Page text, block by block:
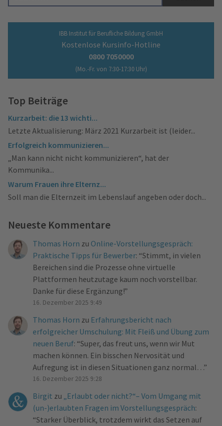
IBB Institut für Berufliche Bildung GmbH
Kostenlose Kursinfo-Hotline
0800 7050000
(Mo.-Fr. von 7:30-17:30 Uhr)
Top Beiträge
Kurzarbeit: die 13 wichti...
Letzte Aktualisierung: März 2021 Kurzarbeit ist (leider...
Erfolgreich kommunizieren...
„Man kann nicht nicht kommunizieren“, hat der
Kommunika...
Warum Frauen ihre Elternz...
Soll man die Elternzeit im Lebenslauf angeben oder doch...
Neueste Kommentare
Thomas Horn zu Online-Vorstellungsgespräch:
Praktische Tipps für Bewerber: “Stimmt, in vielen
Bereichen sind die Prozesse ohne virtuelle
Plattformen heutzutage kaum noch vorstellbar.
Danke für diese Ergänzung!”
16. Dezember 2025 9:49
Thomas Horn zu Erfahrungsbericht nach
erfolgreicher Umschulung: Mit Fleiß und Übung zum
neuen Beruf: “Super, das freut uns, wenn wir Mut
machen können. Ein bisschen Nervosität und
Aufregung ist in diesen Situationen ganz normal… ”
16. Dezember 2025 9:28
Birgit zu „Erlaubt oder nicht?“– Vom Umgang mit
(un-)erlaubten Fragen im Vorstellungsgespräch:
“Starker Überblick, trotzdem wirkt das Setzen auf